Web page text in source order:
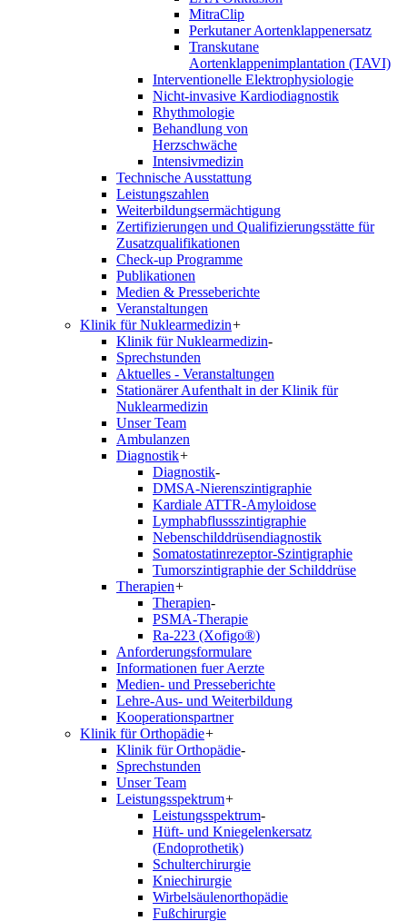
MitraClip
Perkutaner Aortenklappenersatz
Transkutane
Aortenklappenimplantation (TAVI)
Interventionelle Elektrophysiologie
Nicht-invasive Kardiodiagnostik
Rhythmologie
Behandlung von
Herzschwäche
Intensivmedizin
Technische Ausstattung
Leistungszahlen
Weiterbildungsermächtigung
Zertifizierungen und Qualifizierungsstätte für
Zusatzqualifikationen
Check-up Programme
Publikationen
Medien & Presseberichte
Veranstaltungen
Klinik für Nuklearmedizin+
Klinik für Nuklearmedizin-
Sprechstunden
Aktuelles - Veranstaltungen
Stationärer Aufenthalt in der Klinik für
Nuklearmedizin
Unser Team
Ambulanzen
Diagnostik+
Diagnostik-
DMSA-Nierenszintigraphie
Kardiale ATTR-Amyloidose
Lymphabflussszintigraphie
Nebenschilddrüsendiagnostik
Somatostatinrezeptor-Szintigraphie
Tumorszintigraphie der Schilddrüse
Therapien+
Therapien-
PSMA-Therapie
Ra-223 (Xofigo®)
Anforderungsformulare
Informationen fuer Aerzte
Medien- und Presseberichte
Lehre-Aus- und Weiterbildung
Kooperationspartner
Klinik für Orthopädie+
Klinik für Orthopädie-
Sprechstunden
Unser Team
Leistungsspektrum+
Leistungsspektrum-
Hüft- und Kniegelenkersatz
(Endoprothetik)
Schulterchirurgie
Kniechirurgie
Wirbelsäulenorthopädie
Fußchirurgie